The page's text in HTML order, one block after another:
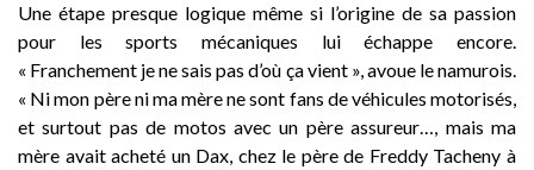
Une étape presque logique même si l’origine de sa passion
pour les sports mécaniques lui échappe encore.
« Franchement je ne sais pas d’où ça vient », avoue le namurois.
« Ni mon père ni ma mère ne sont fans de véhicules motorisés,
et surtout pas de motos avec un père assureur…, mais ma
mère avait acheté un Dax, chez le père de Freddy Tacheny à